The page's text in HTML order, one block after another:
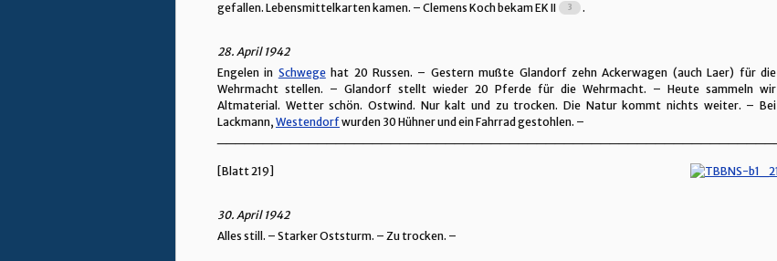
gefallen. Lebensmittelkarten kamen. – Clemens Koch bekam EK II
.
28. April 1942
Engelen in Schwegehat 20 Russen. – Gestern mußte Glandorf zehn Ackerwagen (auch Laer) für die
Wehrmacht stellen. – Glandorf stellt wieder 20 Pferde für die Wehrmacht. – Heute sammeln wir
Altmaterial. Wetter schön. Ostwind. Nur kalt und zu trocken. Die Natur kommt nichts weiter. – Bei
Lackmann, Westendorfwurden 30 Hühner und ein Fahrrad gestohlen. –
[Blatt 219]
30. April 1942
Alles still. – Starker Oststurm. – Zu trocken. –